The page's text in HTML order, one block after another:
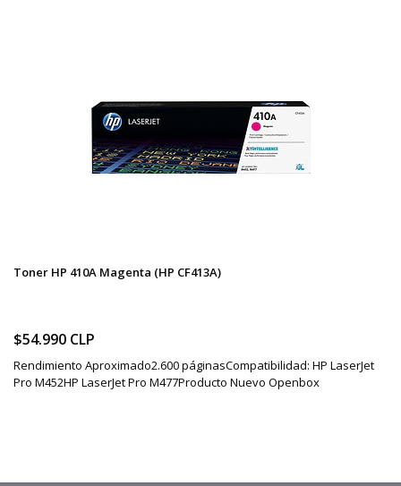
Toner HP 410A Magenta (HP CF413A)
$54.990 CLP
Rendimiento Aproximado2.600 páginasCompatibilidad: HP LaserJet
Pro M452HP LaserJet Pro M477Producto Nuevo Openbox